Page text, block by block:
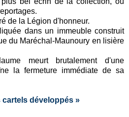
de la Légion d'honneur.
dans un immeuble construit
du Maréchal-Maunoury en lisière
meurt brutalement d'une
la fermeture immédiate de sa
cartels développés »